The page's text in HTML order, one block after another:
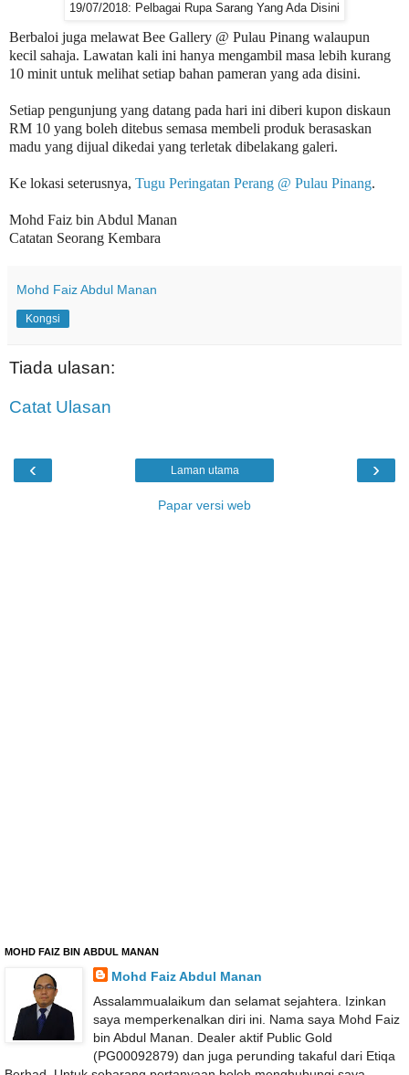
19/07/2018: Pelbagai Rupa Sarang Yang Ada Disini
Berbaloi juga melawat Bee Gallery @ Pulau Pinang walaupun
kecil sahaja. Lawatan kali ini hanya mengambil masa lebih kurang
10 minit untuk melihat setiap bahan pameran yang ada disini.
Setiap pengunjung yang datang pada hari ini diberi kupon diskaun
RM 10 yang boleh ditebus semasa membeli produk berasaskan
madu yang dijual dikedai yang terletak dibelakang galeri.
Ke lokasi seterusnya, Tugu Peringatan Perang @ Pulau Pinang.
Mohd Faiz bin Abdul Manan
Catatan Seorang Kembara
Mohd Faiz Abdul Manan
Kongsi
Tiada ulasan:
Catat Ulasan
‹ ›
Laman utama
Papar versi web
MOHD FAIZ BIN ABDUL MANAN
Mohd Faiz Abdul Manan
Assalammualaikum dan selamat sejahtera. Izinkan
saya memperkenalkan diri ini. Nama saya Mohd Faiz
bin Abdul Manan. Dealer aktif Public Gold
(PG00092879) dan juga perunding takaful dari Etiqa